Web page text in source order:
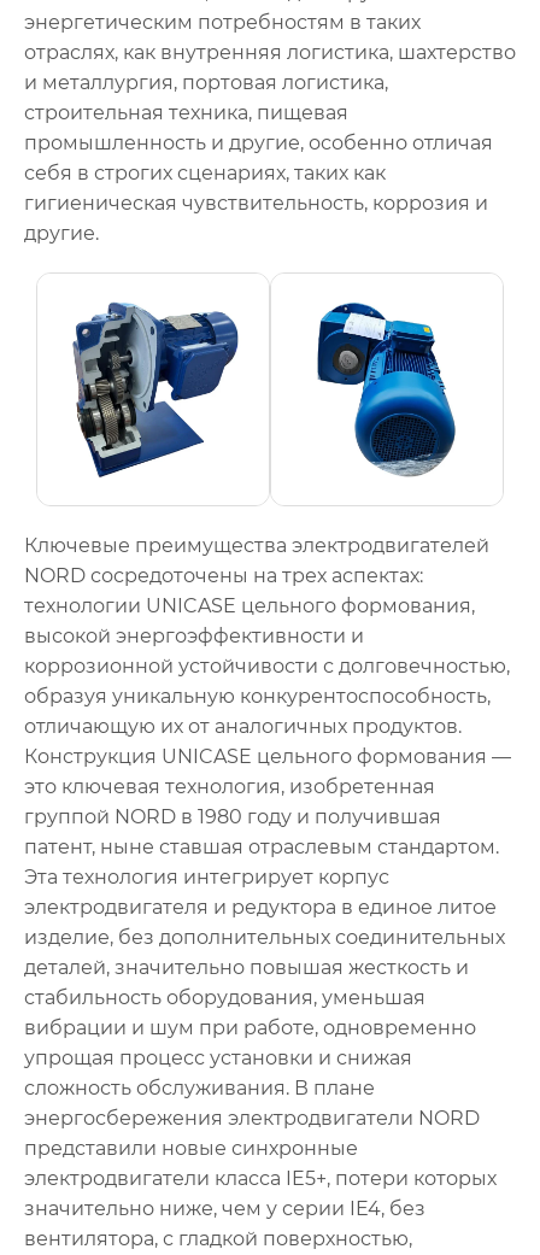
энергетическим потребностям в таких
отраслях, как внутренняя логистика, шахтерство
и металлургия, портовая логистика,
строительная техника, пищевая
промышленность и другие, особенно отличая
себя в строгих сценариях, таких как
гигиеническая чувствительность, коррозия и
другие.
Ключевые преимущества электродвигателей
NORD сосредоточены на трех аспектах:
технологии UNICASE цельного формования,
высокой энергоэффективности и
коррозионной устойчивости с долговечностью,
образуя уникальную конкурентоспособность,
отличающую их от аналогичных продуктов.
Конструкция UNICASE цельного формования —
это ключевая технология, изобретенная
группой NORD в 1980 году и получившая
патент, ныне ставшая отраслевым стандартом.
Эта технология интегрирует корпус
электродвигателя и редуктора в единое литое
изделие, без дополнительных соединительных
деталей, значительно повышая жесткость и
стабильность оборудования, уменьшая
вибрации и шум при работе, одновременно
упрощая процесс установки и снижая
сложность обслуживания. В плане
энергосбережения электродвигатели NORD
представили новые синхронные
электродвигатели класса IE5+, потери которых
значительно ниже, чем у серии IE4, без
вентилятора, с гладкой поверхностью,